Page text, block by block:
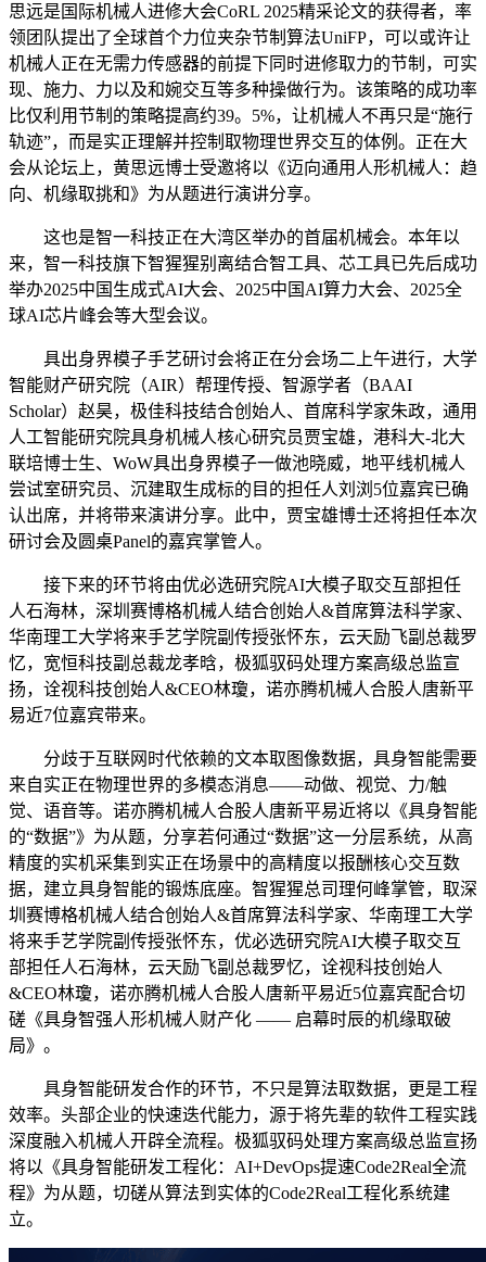
思远是国际机械人进修大会CoRL 2025精采论文的获得者，率
领团队提出了全球首个力位夹杂节制算法UniFP，可以或许让
机械人正在无需力传感器的前提下同时进修取力的节制，可实
现、施力、力以及和婉交互等多种操做行为。该策略的成功率
比仅利用节制的策略提高约39。5%，让机械人不再只是“施行
轨迹”，而是实正理解并控制取物理世界交互的体例。正在大
会从论坛上，黄思远博士受邀将以《迈向通用人形机械人：趋
向、机缘取挑和》为从题进行演讲分享。
这也是智一科技正在大湾区举办的首届机械会。本年以
来，智一科技旗下智猩猩别离结合智工具、芯工具已先后成功
举办2025中国生成式AI大会、2025中国AI算力大会、2025全
球AI芯片峰会等大型会议。
具出身界模子手艺研讨会将正在分会场二上午进行，大学
智能财产研究院（AIR）帮理传授、智源学者（BAAI
Scholar）赵昊，极佳科技结合创始人、首席科学家朱政，通用
人工智能研究院具身机械人核心研究员贾宝雄，港科大-北大
联培博士生、WoW具出身界模子一做池晓威，地平线机械人
尝试室研究员、沉建取生成标的目的担任人刘浏5位嘉宾已确
认出席，并将带来演讲分享。此中，贾宝雄博士还将担任本次
研讨会及圆桌Panel的嘉宾掌管人。
接下来的环节将由优必选研究院AI大模子取交互部担任
人石海林，深圳赛博格机械人结合创始人&首席算法科学家、
华南理工大学将来手艺学院副传授张怀东，云天励飞副总裁罗
忆，宽恒科技副总裁龙孝晗，极狐驭码处理方案高级总监宣
扬，诠视科技创始人&CEO林瓊，诺亦腾机械人合股人唐新平
易近7位嘉宾带来。
分歧于互联网时代依赖的文本取图像数据，具身智能需要
来自实正在物理世界的多模态消息——动做、视觉、力/触
觉、语音等。诺亦腾机械人合股人唐新平易近将以《具身智能
的“数据”》为从题，分享若何通过“数据”这一分层系统，从高
精度的实机采集到实正在场景中的高精度以报酬核心交互数
据，建立具身智能的锻炼底座。智猩猩总司理何峰掌管，取深
圳赛博格机械人结合创始人&首席算法科学家、华南理工大学
将来手艺学院副传授张怀东，优必选研究院AI大模子取交互
部担任人石海林，云天励飞副总裁罗忆，诠视科技创始人
&CEO林瓊，诺亦腾机械人合股人唐新平易近5位嘉宾配合切
磋《具身智强人形机械人财产化 —— 启幕时辰的机缘取破
局》。
具身智能研发合作的环节，不只是算法取数据，更是工程
效率。头部企业的快速迭代能力，源于将先辈的软件工程实践
深度融入机械人开辟全流程。极狐驭码处理方案高级总监宣扬
将以《具身智能研发工程化：AI+DevOps提速Code2Real全流
程》为从题，切磋从算法到实体的Code2Real工程化系统建
立。